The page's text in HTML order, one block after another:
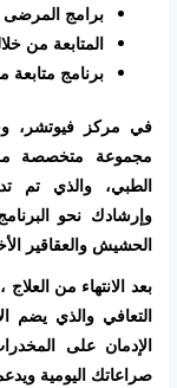
برامج المرضى
المتابعة من
برنامج متابعة
في مركز فيوتشر،
مجموعة متخصصة
الطبي، والذي تم
وإرشادك نحو
الحشيش والعقاقير
بعد الانتهاء من
التعافي والذي يضم
الإدمان على
صراعاتك اليومية